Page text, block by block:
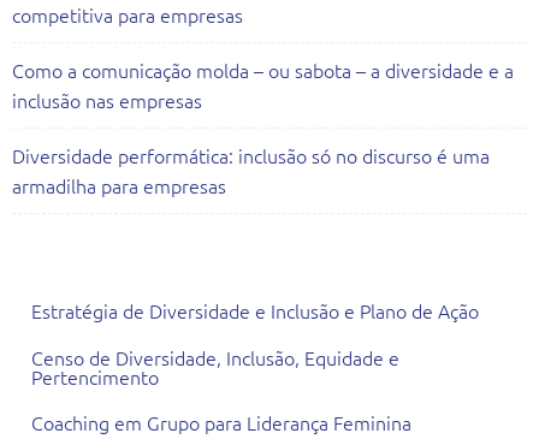
competitiva para empresas
Como a comunicação molda – ou sabota – a diversidade e a
inclusão nas empresas
Diversidade performática: inclusão só no discurso é uma
armadilha para empresas
Estratégia de Diversidade e Inclusão e Plano de Ação
Censo de Diversidade, Inclusão, Equidade e
Pertencimento
Coaching em Grupo para Liderança Feminina